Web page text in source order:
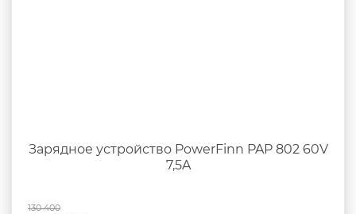
Зарядное устройство PowerFinn PAP 802 60V
7,5A
130 400